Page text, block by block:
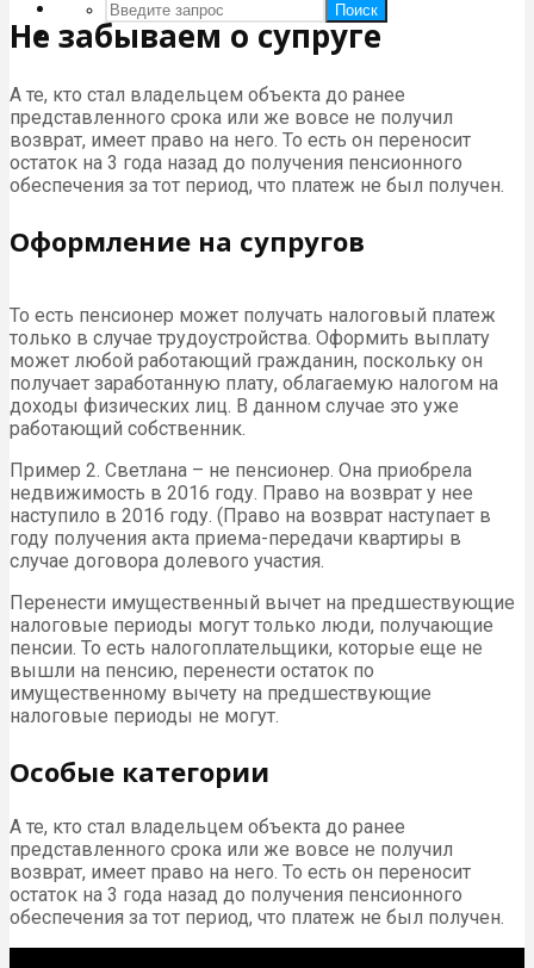
Поиск
Не забываем о супруге
А те, кто стал владельцем объекта до ранее
представленного срока или же вовсе не получил
возврат, имеет право на него. То есть он переносит
остаток на 3 года назад до получения пенсионного
обеспечения за тот период, что платеж не был получен.
Оформление на супругов
То есть пенсионер может получать налоговый платеж
только в случае трудоустройства. Оформить выплату
может любой работающий гражданин, поскольку он
получает заработанную плату, облагаемую налогом на
доходы физических лиц. В данном случае это уже
работающий собственник.
Пример 2. Светлана – не пенсионер. Она приобрела
недвижимость в 2016 году. Право на возврат у нее
наступило в 2016 году. (Право на возврат наступает в
году получения акта приема-передачи квартиры в
случае договора долевого участия.
Перенести имущественный вычет на предшествующие
налоговые периоды могут только люди, получающие
пенсии. То есть налогоплательщики, которые еще не
вышли на пенсию, перенести остаток по
имущественному вычету на предшествующие
налоговые периоды не могут.
Особые категории
А те, кто стал владельцем объекта до ранее
представленного срока или же вовсе не получил
возврат, имеет право на него. То есть он переносит
остаток на 3 года назад до получения пенсионного
обеспечения за тот период, что платеж не был получен.